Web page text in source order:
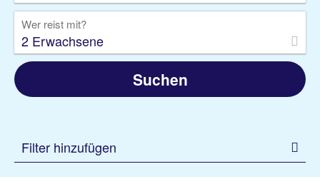
Wer reist mit?
2 Erwachsene
Suchen
Filter hinzufügen